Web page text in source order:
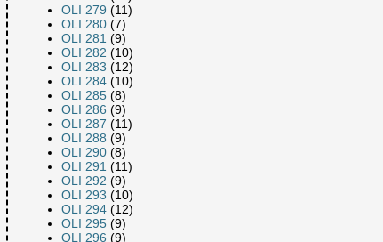
OLI 279 (11)
OLI 280 (7)
OLI 281 (9)
OLI 282 (10)
OLI 283 (12)
OLI 284 (10)
OLI 285 (8)
OLI 286 (9)
OLI 287 (11)
OLI 288 (9)
OLI 290 (8)
OLI 291 (11)
OLI 292 (9)
OLI 293 (10)
OLI 294 (12)
OLI 295 (9)
OLI 296 (9)